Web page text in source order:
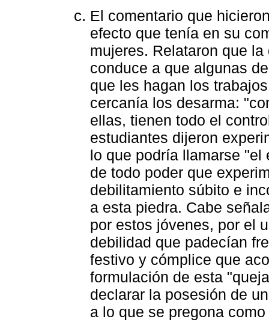
El comentario que
efecto que tenía en su
mujeres. Relataron que
conduce a que algunas
que les hagan los
cercanía los desarma:
ellas, tienen todo el
estudiantes dijeron
lo que podría llamarse "el
de todo poder que
debilitamiento súbito e
a esta piedra. Cabe
por estos jóvenes, por el
debilidad que padecían
festivo y cómplice que
formulación de esta
declarar la posesión de
a lo que se pregona